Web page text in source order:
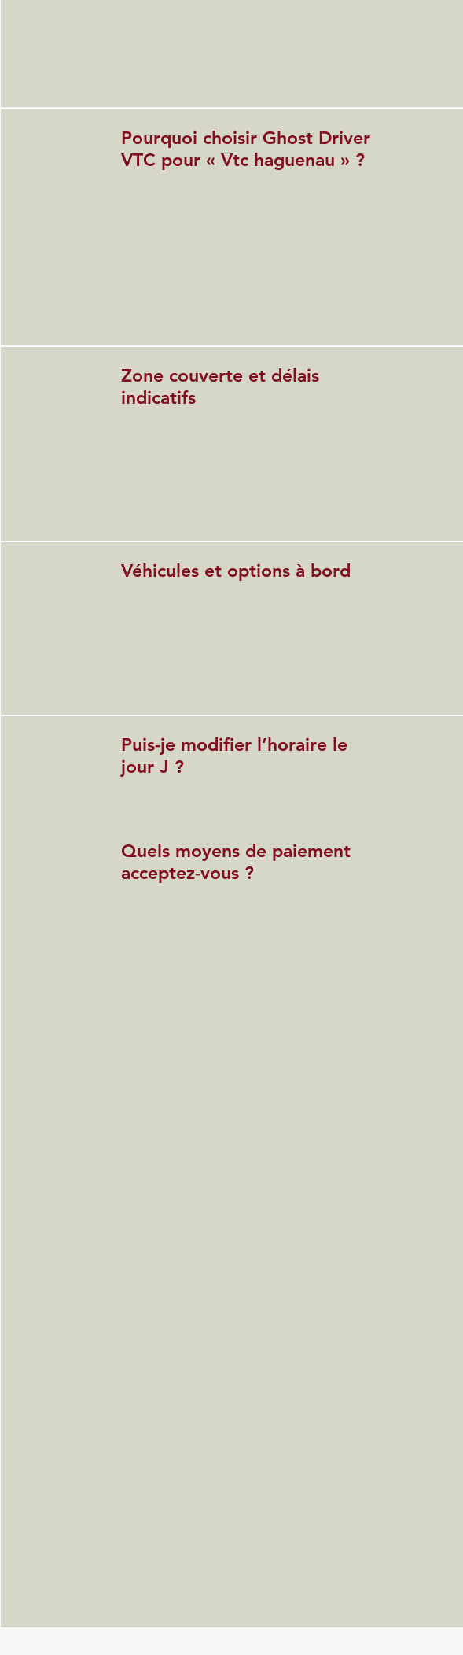
Pourquoi choisir Ghost Driver
VTC pour « Vtc haguenau » ?
Zone couverte et délais
indicatifs
Véhicules et options à bord
Puis-je modifier l’horaire le
jour J ?
Quels moyens de paiement
acceptez-vous ?